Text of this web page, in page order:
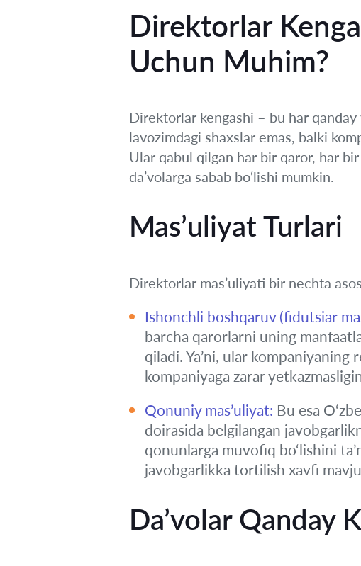
Direktorlar
Uchun Muhim?
Direktorlar kengashi – bu har
lavozimdagi shaxslar emas, balki
Ular qabul qilgan har bir qaror, har
da’volarga sabab bo‘lishi mumkin.
Mas’uliyat Turlari
Direktorlar mas’uliyati bir nechta
Ishonchli boshqaruv (fidutsiar
barcha qarorlarni uning
qiladi. Ya’ni, ular kompaniyaning
kompaniyaga zarar
Qonuniy mas’uliyat: Bu esa
doirasida belgilangan
qonunlarga muvofiq bo‘lishini
javobgarlikka tortilish xavfi
Da’volar Qanday